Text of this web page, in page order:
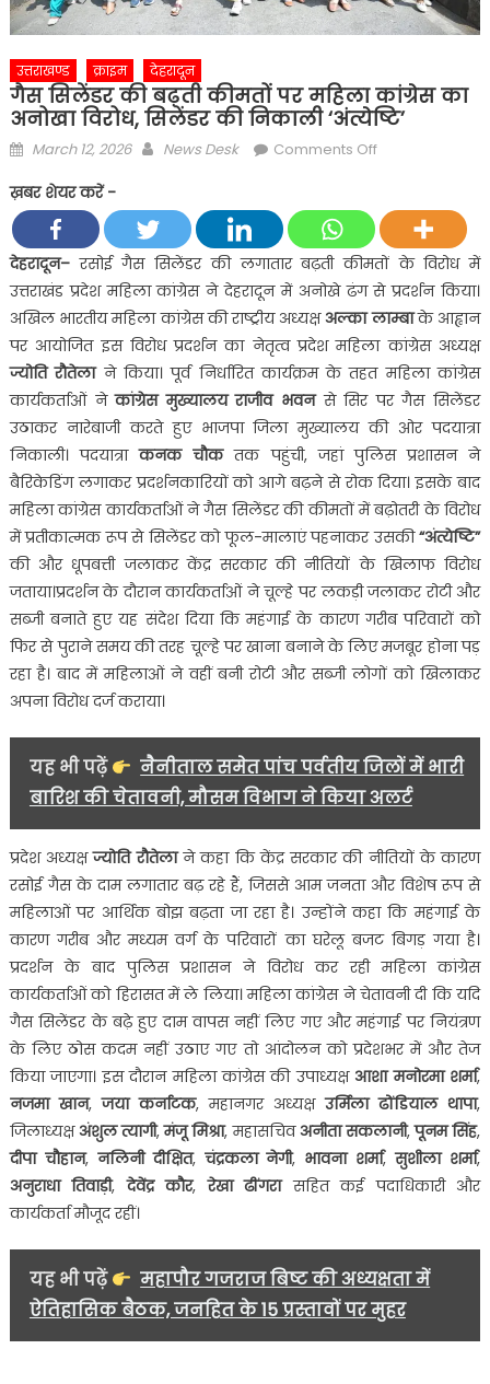
उत्तराखण्ड क्राइम देहरादून
गैस सिलेंडर की बढ़ती कीमतों पर महिला कांग्रेस का
अनोखा विरोध, सिलेंडर की निकाली ‘अंत्येष्टि’
Posted
March 12, 2026 Author
News Desk Comments Offon
की
बढ़ती
कीमतों
पर
महिला
कांग्रेस
का
अनोखा
विरोध,
सिलेंडर
की
निकाली
‘अंत्येष्टि’
ख़बर शेयर करें -
देहरादून–रसोई गैस सिलेंडर की लगातार बढ़ती कीमतों के विरोध में
उत्तराखंड प्रदेश महिला कांग्रेस ने देहरादून में अनोखे ढंग से प्रदर्शन किया।
अखिल भारतीय महिला कांग्रेस की राष्ट्रीय अध्यक्षअल्का लाम्बाके आह्वान
पर आयोजित इस विरोध प्रदर्शन का नेतृत्व प्रदेश महिला कांग्रेस अध्यक्ष
ज्योति रौतेलाने किया। पूर्व निर्धारित कार्यक्रम के तहत महिला कांग्रेस
कार्यकर्ताओं नेकांग्रेस मुख्यालय राजीव भवनसे सिर पर गैस सिलेंडर
उठाकर नारेबाजी करते हुए भाजपा जिला मुख्यालय की ओर पदयात्रा
निकाली। पदयात्राकनक चौकतक पहुंची, जहां पुलिस प्रशासन ने
बैरिकेडिंग लगाकर प्रदर्शनकारियों को आगे बढ़ने से रोक दिया। इसके बाद
महिला कांग्रेस कार्यकर्ताओं ने गैस सिलेंडर की कीमतों में बढ़ोतरी के विरोध
में प्रतीकात्मक रूप से सिलेंडर को फूल-मालाएं पहनाकर उसकी“अंत्येष्टि”
की और धूपबत्ती जलाकर केंद्र सरकार की नीतियों के खिलाफ विरोध
जताया।प्रदर्शन के दौरान कार्यकर्ताओं ने चूल्हे पर लकड़ी जलाकर रोटी और
सब्जी बनाते हुए यह संदेश दिया कि महंगाई के कारण गरीब परिवारों को
फिर से पुराने समय की तरह चूल्हे पर खाना बनाने के लिए मजबूर होना पड़
रहा है। बाद में महिलाओं ने वहीं बनी रोटी और सब्जी लोगों को खिलाकर
अपना विरोध दर्ज कराया।
यह भी पढ़ें
नैनीताल समेत पांच पर्वतीय जिलों में भारी
बारिश की चेतावनी, मौसम विभाग ने किया अलर्ट
प्रदेश अध्यक्षज्योति रौतेलाने कहा कि केंद्र सरकार की नीतियों के कारण
रसोई गैस के दाम लगातार बढ़ रहे हैं, जिससे आम जनता और विशेष रूप से
महिलाओं पर आर्थिक बोझ बढ़ता जा रहा है। उन्होंने कहा कि महंगाई के
कारण गरीब और मध्यम वर्ग के परिवारों का घरेलू बजट बिगड़ गया है।
प्रदर्शन के बाद पुलिस प्रशासन ने विरोध कर रही महिला कांग्रेस
कार्यकर्ताओं को हिरासत में ले लिया। महिला कांग्रेस ने चेतावनी दी कि यदि
गैस सिलेंडर के बढ़े हुए दाम वापस नहीं लिए गए और महंगाई पर नियंत्रण
के लिए ठोस कदम नहीं उठाए गए तो आंदोलन को प्रदेशभर में और तेज
किया जाएगा। इस दौरान महिला कांग्रेस की उपाध्यक्ष आशा मनोरमा शर्मा,
नजमा खान,जया कर्नाटक, महानगर अध्यक्षउर्मिला ढोंडियाल थापा,
जिलाध्यक्षअंशुल त्यागी,मंजू मिश्रा, महासचिवअनीता सकलानी,पूनम सिंह,
दीपा चौहान, नलिनी दीक्षित, चंद्रकला नेगी, भावना शर्मा,सुशीला शर्मा,
अनुराधा तिवाड़ी,देवेंद्र कौर,रेखा ढींगरासहित कई पदाधिकारी और
कार्यकर्ता मौजूद रहीं।
यह भी पढ़ें
महापौर गजराज बिष्ट की अध्यक्षता में
ऐतिहासिक बैठक, जनहित के 15 प्रस्तावों पर मुहर